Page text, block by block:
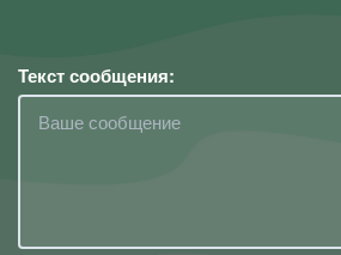
Текст сообщения: